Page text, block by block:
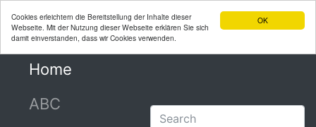
OK
Cookies erleichtern die Bereitstellung der Inhalte dieser
Webseite. Mit der Nutzung dieser Webseite erklären Sie sich
damit einverstanden, dass wir Cookies verwenden.
Home
ABC